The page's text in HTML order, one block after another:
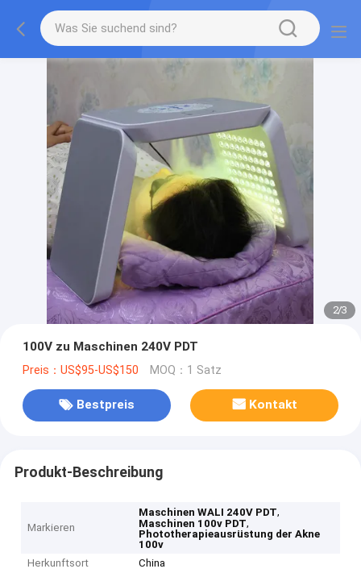
2/3
100V zu Maschinen 240V PDT
Preis：US$95-US$150 MOQ：1 Satz
Bestpreis Kontakt
Produkt-Beschreibung
Markieren
Maschinen WALI 240V PDT,
Maschinen 100v PDT,
Phototherapieausrüstung der Akne
100v
Herkunftsort
China